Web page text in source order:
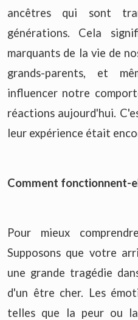
ancêtres qui sont
générations. Cela
marquants de la vie de
grands-parents, et
influencer notre
réactions aujourd'hui.
leur expérience était
Comment fonctionnent-
Pour mieux
Supposons que votre
une grande tragédie
d'un être cher. Les
telles que la peur ou